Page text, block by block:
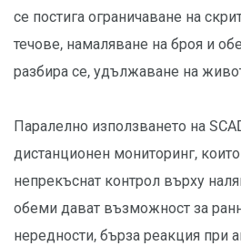
се постига ограничаване на
течове, намаляване на броя и
разбира се, удължаване на
Паралелно използването на
дистанционен мониторинг,
непрекъснат контрол върху
обеми дават възможност за
нередности, бърза реакция при